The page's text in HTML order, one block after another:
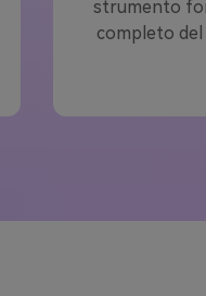
strumento
completo del